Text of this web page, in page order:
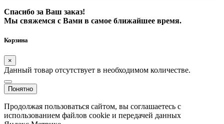
Спасибо за Ваш заказ!
Мы свяжемся с Вами в самое ближайшее время.
Корзина
×
Данный товар отсутствует в необходимом количестве.
Понятно
Продолжая пользоваться сайтом, вы соглашаетесь с
использованием файлов cookie и передачей данных